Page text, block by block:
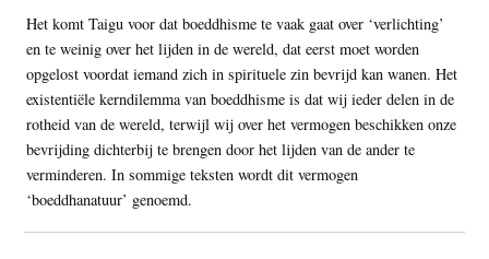
Het komt Taigu voor dat boeddhisme te vaak gaat over ‘verlichting’
en te weinig over het lijden in de wereld, dat eerst moet worden
opgelost voordat iemand zich in spirituele zin bevrijd kan wanen. Het
existentiële kerndilemma van boeddhisme is dat wij ieder delen in de
rotheid van de wereld, terwijl wij over het vermogen beschikken onze
bevrijding dichterbij te brengen door het lijden van de ander te
verminderen. In sommige teksten wordt dit vermogen
‘boeddhanatuur’ genoemd.